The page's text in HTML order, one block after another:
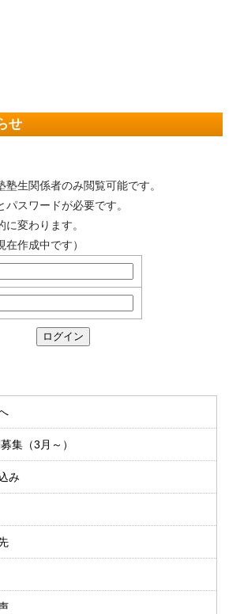
せ
塾生関係者のみ閲覧可能です。
スワードが必要です。
変わります。
在作成中です）
集（3月～）
み